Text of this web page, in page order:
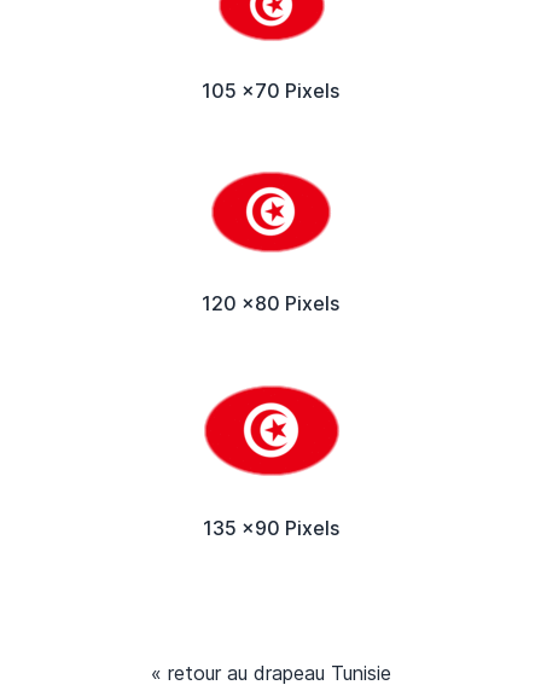
105 x70 Pixels
120 x80 Pixels
135 x90 Pixels
« retour au drapeau Tunisie